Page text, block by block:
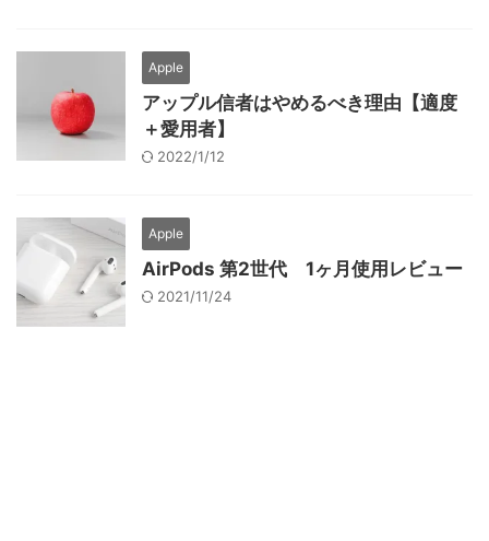
Apple
アップル信者はやめるべき理由【適度
＋愛用者】
2022/1/12
Apple
AirPods 第2世代 1ヶ月使用レビュー
2021/11/24